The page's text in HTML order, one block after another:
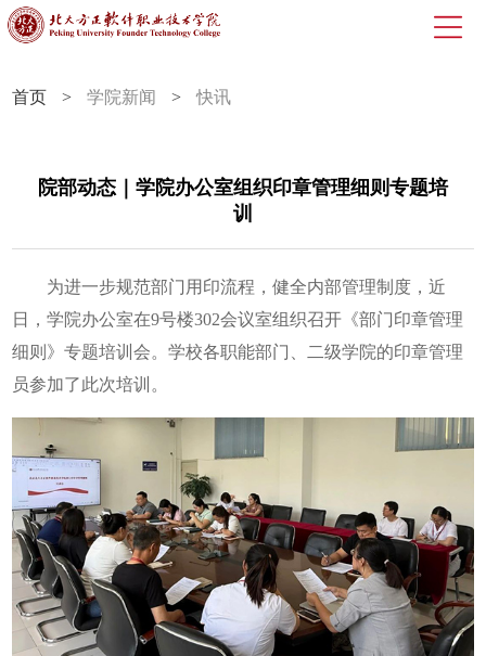
首页 > 学院新闻 > 快讯
院部动态｜学院办公室组织印章管理细则专题培
训
为进一步规范部门用印流程，健全内部管理制度，近
日，学院办公室在9号楼302会议室组织召开《部门印章管理
细则》专题培训会。学校各职能部门、二级学院的印章管理
员参加了此次培训。